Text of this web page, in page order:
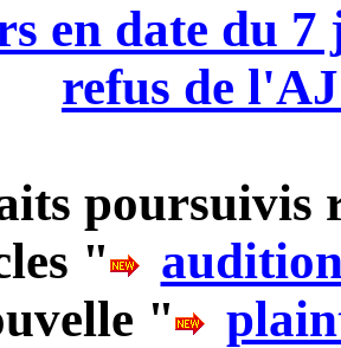
en date du 7
refus de
poursuivis
"
"